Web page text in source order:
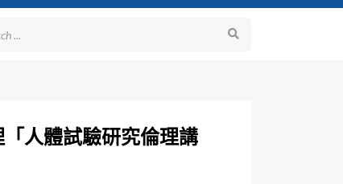
人體試驗研究倫理講